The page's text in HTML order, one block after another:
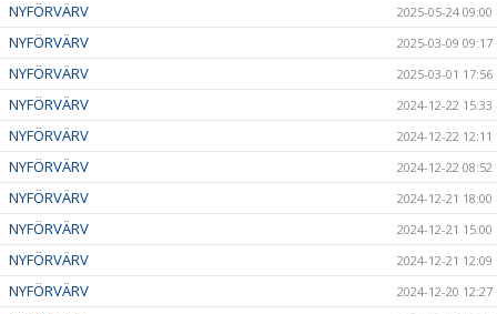
NYFÖRVÄRV 2025-05-24 09:00
NYFÖRVÄRV 2025-03-09 09:17
NYFÖRVÄRV 2025-03-01 17:56
NYFÖRVÄRV 2024-12-22 15:33
NYFÖRVÄRV 2024-12-22 12:11
NYFÖRVÄRV 2024-12-22 08:52
NYFÖRVÄRV 2024-12-21 18:00
NYFÖRVÄRV 2024-12-21 15:00
NYFÖRVÄRV 2024-12-21 12:09
NYFÖRVÄRV 2024-12-20 12:27